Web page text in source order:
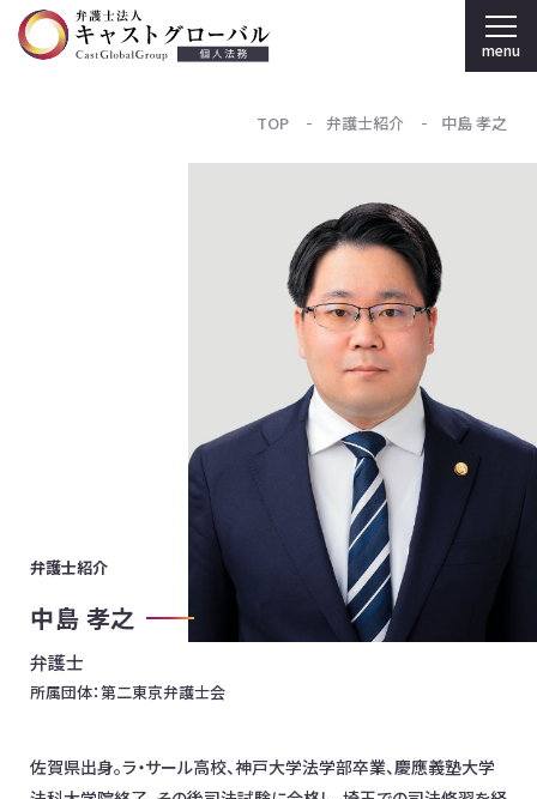
弁護士法人キャストグローバル TOP
menu
TOP 弁護士紹介 中島 孝之
弁護士紹介
中島 孝之
弁護士
所属団体：第二東京弁護士会
佐賀県出身。ラ・サール高校、神戸大学法学部卒業、慶應義塾大学